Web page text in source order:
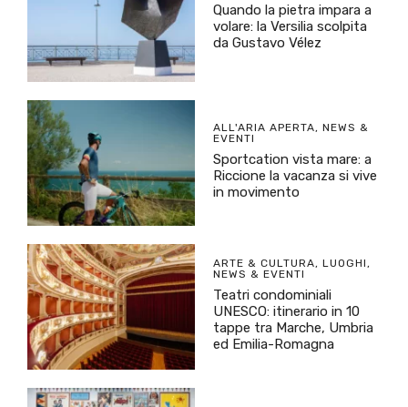
Quando la pietra impara a
volare: la Versilia scolpita
da Gustavo Vélez
ALL'ARIA APERTA, NEWS &
EVENTI
Sportcation vista mare: a
Riccione la vacanza si vive
in movimento
ARTE & CULTURA, LUOGHI ,
NEWS & EVENTI
Teatri condominiali
UNESCO: itinerario in 10
tappe tra Marche, Umbria
ed Emilia-Romagna